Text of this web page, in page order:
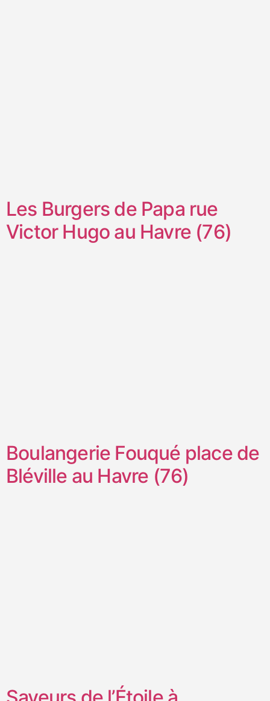
Les Burgers de Papa rue
Victor Hugo au Havre (76)
Boulangerie Fouqué place de
Bléville au Havre (76)